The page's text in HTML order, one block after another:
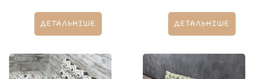
ДЕТАЛЬНІШЕ ДЕТАЛЬНІШЕ